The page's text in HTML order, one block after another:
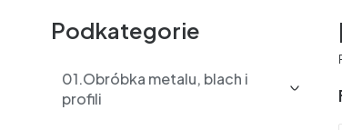
Podkategorie
01.Obróbka metalu, blach i
profili